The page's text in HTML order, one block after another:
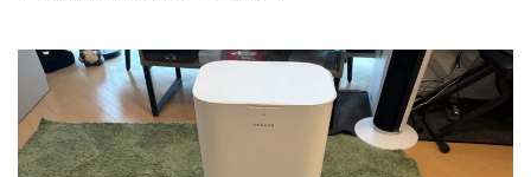
洗剤自動投入
ウォッシュボード
自動洗浄
対応（AceClean DryBoard）